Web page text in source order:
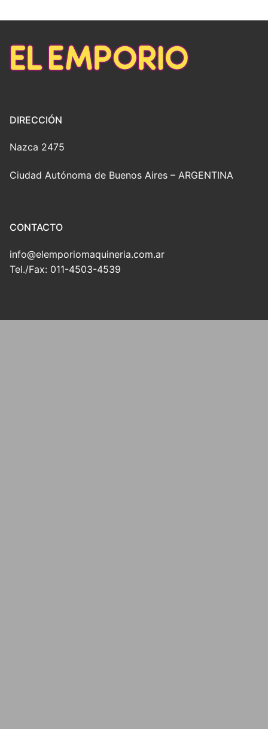
DIRECCIÓN
Nazca 2475
Ciudad Autónoma de Buenos Aires – ARGENTINA
CONTACTO
info@elemporiomaquineria.com.ar
Tel./Fax: 011-4503-4539